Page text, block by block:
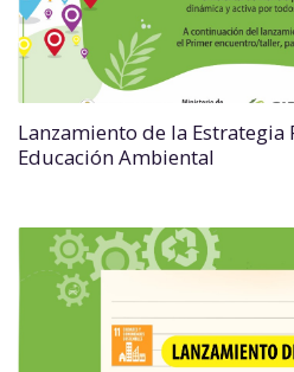
Lanzamiento de la Estrategia
Educación Ambiental